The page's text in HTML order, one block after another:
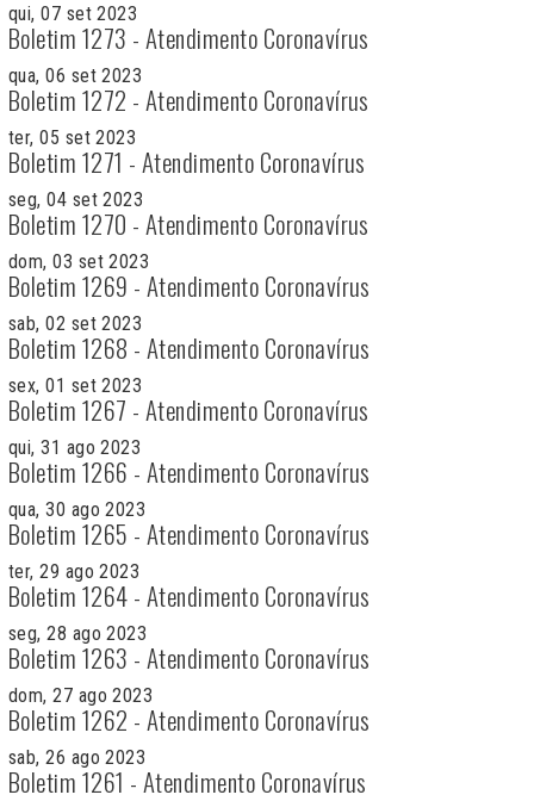
qui, 07 set 2023
Boletim 1273 - Atendimento Coronavírus
qua, 06 set 2023
Boletim 1272 - Atendimento Coronavírus
ter, 05 set 2023
Boletim 1271 - Atendimento Coronavírus
seg, 04 set 2023
Boletim 1270 - Atendimento Coronavírus
dom, 03 set 2023
Boletim 1269 - Atendimento Coronavírus
sab, 02 set 2023
Boletim 1268 - Atendimento Coronavírus
sex, 01 set 2023
Boletim 1267 - Atendimento Coronavírus
qui, 31 ago 2023
Boletim 1266 - Atendimento Coronavírus
qua, 30 ago 2023
Boletim 1265 - Atendimento Coronavírus
ter, 29 ago 2023
Boletim 1264 - Atendimento Coronavírus
seg, 28 ago 2023
Boletim 1263 - Atendimento Coronavírus
dom, 27 ago 2023
Boletim 1262 - Atendimento Coronavírus
sab, 26 ago 2023
Boletim 1261 - Atendimento Coronavírus